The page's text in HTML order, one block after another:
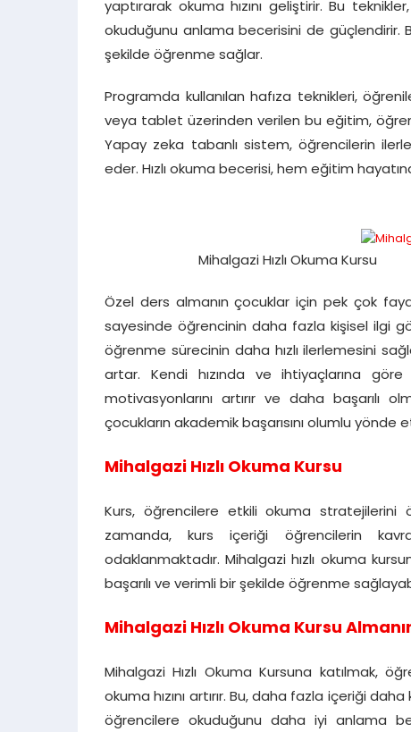
yaptırarak okuma hızını geliştirir. Bu
okuduğunu anlama becerisini de güçlendirir.
şekilde öğrenme sağlar.
Programda kullanılan hafıza teknikleri,
veya tablet üzerinden verilen bu eğitim,
Yapay zeka tabanlı sistem, öğrencilerin
eder. Hızlı okuma becerisi, hem eğitim
Mihalgazi Hızlı Okuma Kursu
Özel ders almanın çocuklar için pek çok
sayesinde öğrencinin daha fazla kişisel ilgi
öğrenme sürecinin daha hızlı ilerlemesini
artar. Kendi hızında ve ihtiyaçlarına
motivasyonlarını artırır ve daha başarılı
çocukların akademik başarısını olumlu yönde
Mihalgazi Hızlı Okuma Kursu
Kurs, öğrencilere etkili okuma stratejilerini
zamanda, kurs içeriği öğrencilerin
odaklanmaktadır. Mihalgazi hızlı okuma
başarılı ve verimli bir şekilde öğrenme
Mihalgazi Hızlı Okuma Kursu
Mihalgazi Hızlı Okuma Kursuna katılmak,
okuma hızını artırır. Bu, daha fazla içeriği
öğrencilere okuduğunu daha iyi anlama